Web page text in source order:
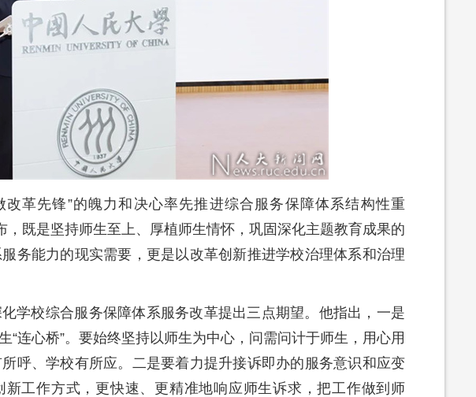
革先锋”的魄力和决心率先推进综合服务保障体系结构性重
，既是坚持师生至上、厚植师生情怀，巩固深化主题教育成果的
务能力的现实需要，更是以改革创新推进学校治理体系和治理
学校综合服务保障体系服务改革提出三点期望。他指出，一是
连心桥”。要始终坚持以师生为中心，问需问计于师生，用心用
呼、学校有所应。二是要着力提升接诉即办的服务意识和应变
工作方式，更快速、更精准地响应师生诉求，把工作做到师